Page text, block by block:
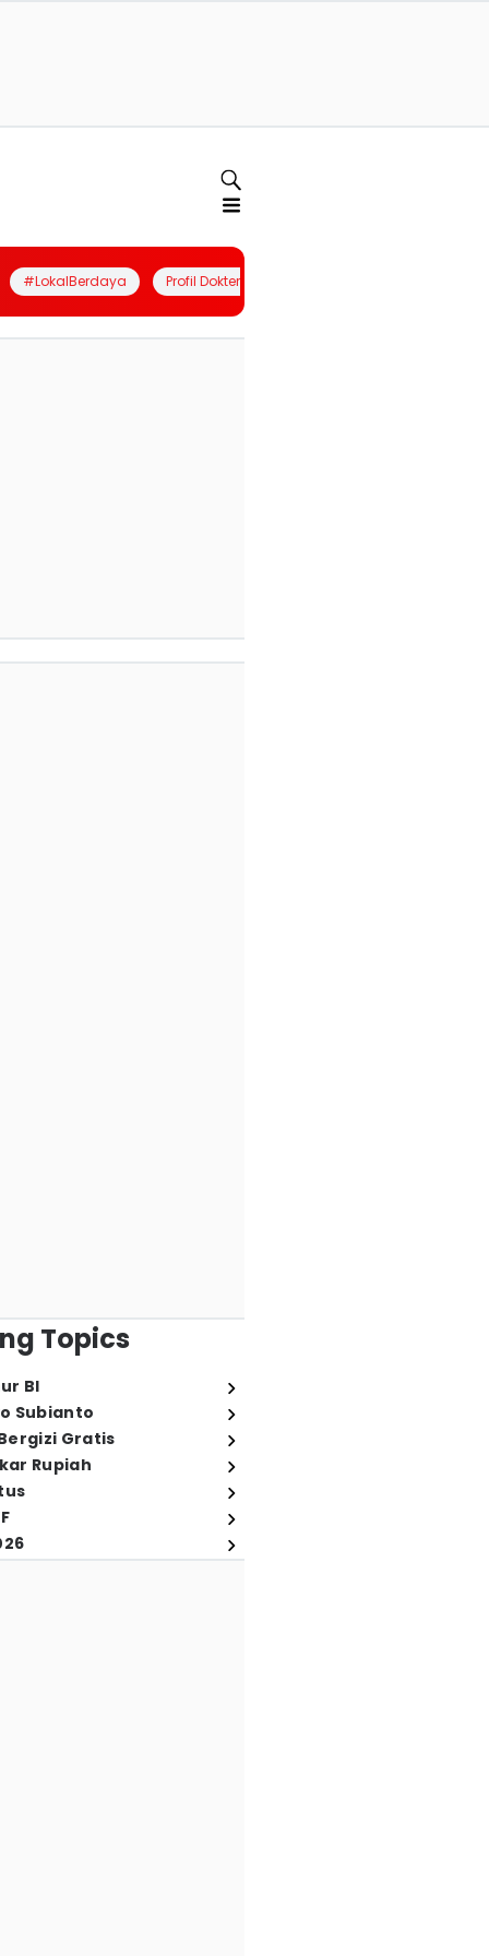
#LokalBerdaya Profil Dokter
Topics
BI
Subianto
Gratis
Rupiah